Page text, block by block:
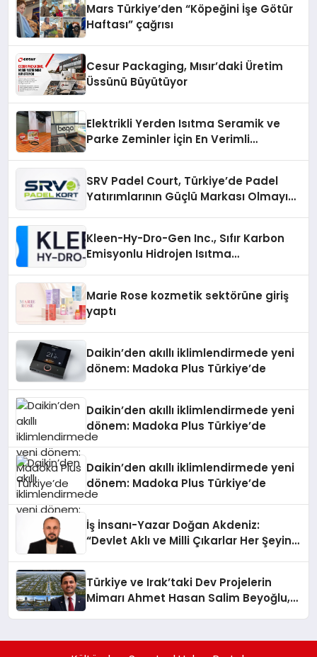
Mars Türkiye’den “Köpeğini İşe Götür
Haftası” çağrısı
Cesur Packaging, Mısır’daki Üretim
Üssünü Büyütüyor
Elektrikli Yerden Isıtma Seramik ve
Parke Zeminler İçin En Verimli
SRV Padel Court, Türkiye’de Padel
Yatırımlarının Güçlü Markası Olmayı
Kleen-Hy-Dro-Gen Inc., Sıfır Karbon
Emisyonlu Hidrojen Isıtma
Marie Rose kozmetik sektörüne giriş
yaptı
Daikin’den akıllı iklimlendirmede yeni
dönem: Madoka Plus Türkiye’de
Daikin’den akıllı iklimlendirmede yeni
dönem: Madoka Plus Türkiye’de
Daikin’den akıllı iklimlendirmede yeni
dönem: Madoka Plus Türkiye’de
İş İnsanı-Yazar Doğan Akdeniz:
“Devlet Aklı ve Milli Çıkarlar Her Şeyin
Türkiye ve Irak’taki Dev Projelerin
Mimarı Ahmet Hasan Salim Beyoğlu,
Hayata Geçirecek